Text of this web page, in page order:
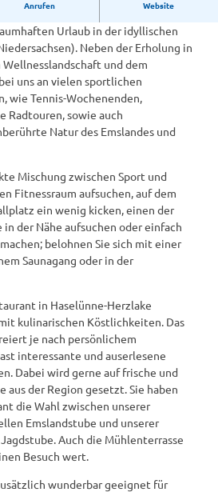
Anrufen Website
Mühle ist Ihr Wellness- und
Urlaub in der idyllischen
Neben der Erholung in
Wellnesslandschaft und dem
uns an vielen sportlichen
wie Tennis-Wochenenden,
Radtouren, sowie auch
Natur des Emslandes und
Mischung zwischen Sport und
Fitnessraum aufsuchen, auf dem
ein wenig kicken, einen der
der Nähe aufsuchen oder einfach
belohnen Sie sich mit einer
Saunagang oder in der
in Haselünne-Herzlake
kulinarischen Köstlichkeiten. Das
je nach persönlichem
interessante und auserlesene
Dabei wird gerne auf frische und
aus der Region gesetzt. Sie haben
die Wahl zwischen unserer
Emslandstube und unserer
Auch die Mühlenterrasse
Besuch wert.
wunderbar geeignet für